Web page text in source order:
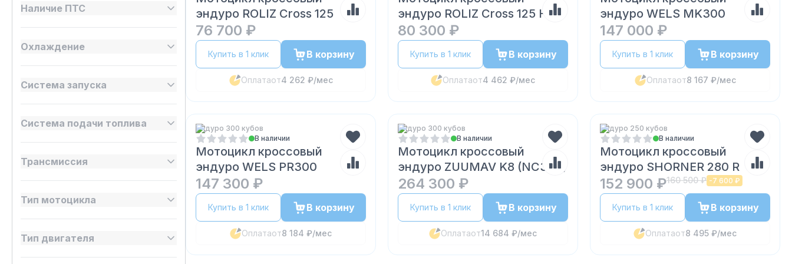
Наличие ПТС
Охлаждение
Система запуска
Система подачи топлива
Трансмиссия
Тип мотоцикла
Тип двигателя
эндуро ROLIZ Cross 125
76 700 ₽
Купить в 1 клик В корзину
Оплатаот4 262 ₽/мес
эндуро ROLIZ Cross 125 HL
80 300 ₽
Купить в 1 клик В корзину
Оплатаот4 462 ₽/мес
эндуро WELS MK300
147 000 ₽
Купить в 1 клик В корзину
Оплатаот8 167 ₽/мес
Эндуро 300 кубов
В наличии
Мотоцикл кроссовый
эндуро WELS PR300
147 300 ₽
Купить в 1 клик В корзину
Оплатаот8 184 ₽/мес
Эндуро 300 кубов
В наличии
Мотоцикл кроссовый
эндуро ZUUMAV K8 (NC300)
264 300 ₽
Купить в 1 клик В корзину
Оплатаот14 684 ₽/мес
Эндуро 250 кубов
В наличии
Мотоцикл кроссовый
эндуро SHORNER 280 R
152 900 ₽160 500 ₽ -7 600 ₽
Купить в 1 клик В корзину
Оплатаот8 495 ₽/мес